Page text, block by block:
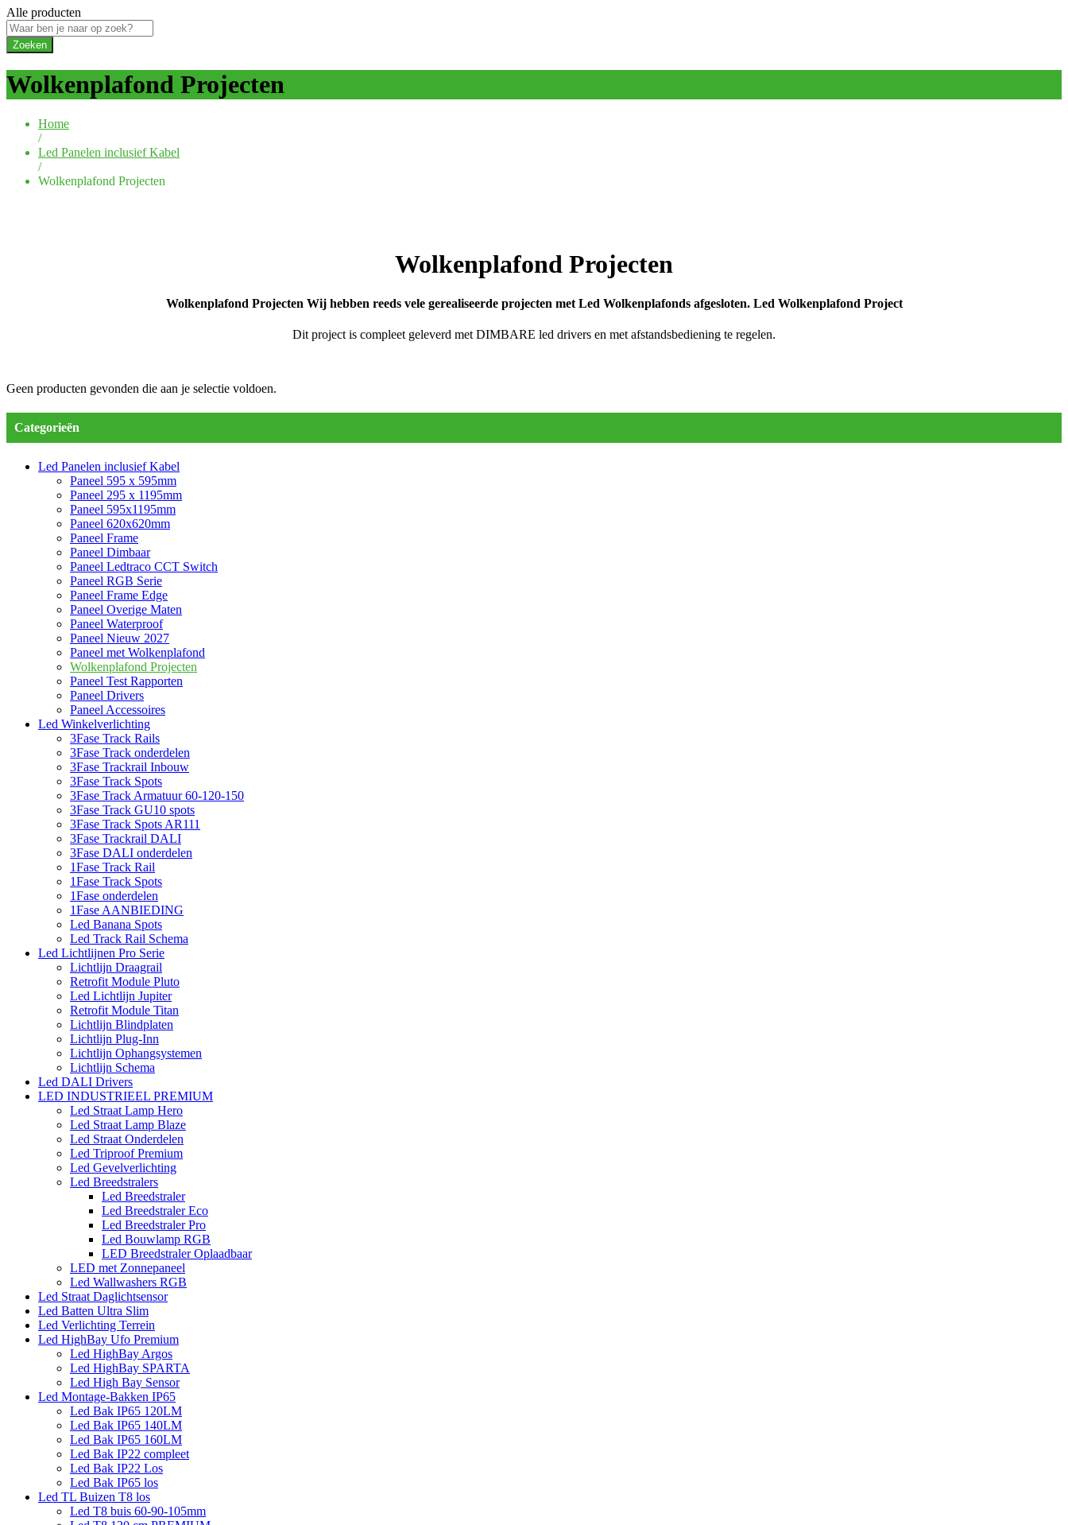
Alle producten
Zoeken
Wolkenplafond Projecten
Home
/
Led Panelen inclusief Kabel
/
Wolkenplafond Projecten
Wolkenplafond Projecten
Wolkenplafond Projecten Wij hebben reeds vele gerealiseerde projecten met Led Wolkenplafonds afgesloten. Led Wolkenplafond Project
Dit project is compleet geleverd met DIMBARE led drivers en met afstandsbediening te regelen.
Geen producten gevonden die aan je selectie voldoen.
Categorieën
Led Panelen inclusief Kabel
Paneel 595 x 595mm
Paneel 295 x 1195mm
Paneel 595x1195mm
Paneel 620x620mm
Paneel Frame
Paneel Dimbaar
Paneel Ledtraco CCT Switch
Paneel RGB Serie
Paneel Frame Edge
Paneel Overige Maten
Paneel Waterproof
Paneel Nieuw 2027
Paneel met Wolkenplafond
Wolkenplafond Projecten
Paneel Test Rapporten
Paneel Drivers
Paneel Accessoires
Led Winkelverlichting
3Fase Track Rails
3Fase Track onderdelen
3Fase Trackrail Inbouw
3Fase Track Spots
3Fase Track Armatuur 60-120-150
3Fase Track GU10 spots
3Fase Track Spots AR111
3Fase Trackrail DALI
3Fase DALI onderdelen
1Fase Track Rail
1Fase Track Spots
1Fase onderdelen
1Fase AANBIEDING
Led Banana Spots
Led Track Rail Schema
Led Lichtlijnen Pro Serie
Lichtlijn Draagrail
Retrofit Module Pluto
Led Lichtlijn Jupiter
Retrofit Module Titan
Lichtlijn Blindplaten
Lichtlijn Plug-Inn
Lichtlijn Ophangsystemen
Lichtlijn Schema
Led DALI Drivers
LED INDUSTRIEEL PREMIUM
Led Straat Lamp Hero
Led Straat Lamp Blaze
Led Straat Onderdelen
Led Triproof Premium
Led Gevelverlichting
Led Breedstralers
Led Breedstraler
Led Breedstraler Eco
Led Breedstraler Pro
Led Bouwlamp RGB
LED Breedstraler Oplaadbaar
LED met Zonnepaneel
Led Wallwashers RGB
Led Straat Daglichtsensor
Led Batten Ultra Slim
Led Verlichting Terrein
Led HighBay Ufo Premium
Led HighBay Argos
Led HighBay SPARTA
Led High Bay Sensor
Led Montage-Bakken IP65
Led Bak IP65 120LM
Led Bak IP65 140LM
Led Bak IP65 160LM
Led Bak IP22 compleet
Led Bak IP22 Los
Led Bak IP65 los
Led TL Buizen T8 los
Led T8 buis 60-90-105mm